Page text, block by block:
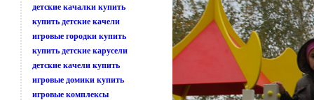
детские качалки купить
купить детские качели
игровые городки купить
купить детские карусели
детские качели купить
игровые домики купить
игровые комплексы